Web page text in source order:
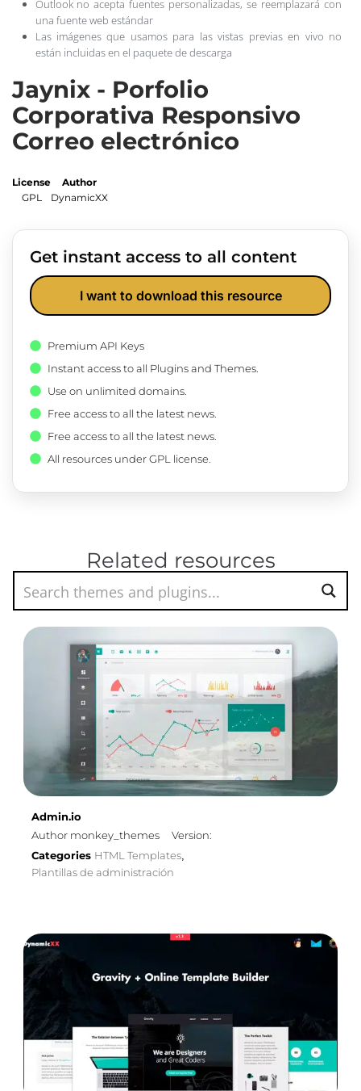
Outlook no acepta fuentes personalizadas, se reemplazará con
una fuente web estándar
Las imágenes que usamos para las vistas previas en vivo no
están incluidas en el paquete de descarga
Jaynix - Porfolio
Corporativa Responsivo
Correo electrónico
License
GPL
Author
DynamicXX
Get instant access to all content
I want to download this resource
Premium API Keys
Instant access to all Plugins and Themes.
Use on unlimited domains.
Free access to all the latest news.
Free access to all the latest news.
All resources under GPL license.
Related resources
Admin.io
Author monkey_themes
Version:
Categories HTML Templates,
Plantillas de administración